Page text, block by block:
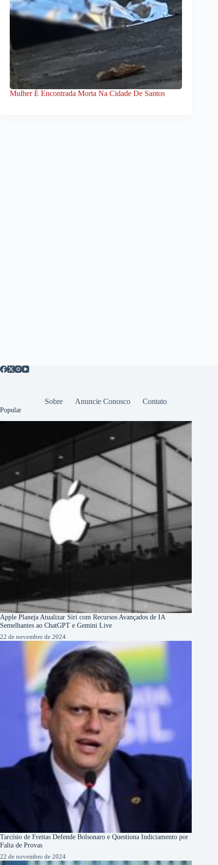
Mulher É Encontrada Morta Na Cidade De Santos
Sobre Anuncie Conosco Contato
Popular
Apple Planeja Atualizar Siri com Recursos Avançados de IA
Semelhantes ao ChatGPT e Gemini Live
22 de novembro de 2024
Tarcísio de Freitas Defende Bolsonaro e Questiona Indiciamento por
Falta de Provas
22 de novembro de 2024